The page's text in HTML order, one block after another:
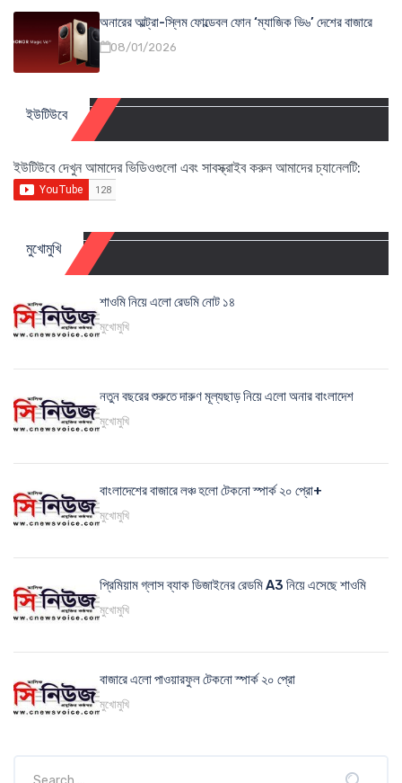
অনারের আল্ট্রা-স্লিম ফোল্ডেবল ফোন ‘ম্যাজিক ভি৬’ দেশের বাজারে
08/01/2026
ইউটিউবে
ইউটিউবে দেখুন আমাদের ভিডিওগুলো এবং সাবস্ক্রাইব করুন আমাদের চ্যানেলটি:
মুখোমুখি
শাওমি নিয়ে এলো রেডমি নোট ১৪
মুখোমুখি
নতুন বছরের শুরুতে দারুণ মূল্যছাড় নিয়ে এলো অনার বাংলাদেশ
মুখোমুখি
বাংলাদেশের বাজারে লঞ্চ হলো টেকনো স্পার্ক ২০ প্রো+
মুখোমুখি
প্রিমিয়াম গ্লাস ব্যাক ডিজাইনের রেডমি A3 নিয়ে এসেছে শাওমি
মুখোমুখি
বাজারে এলো পাওয়ারফুল টেকনো স্পার্ক ২০ প্রো
মুখোমুখি